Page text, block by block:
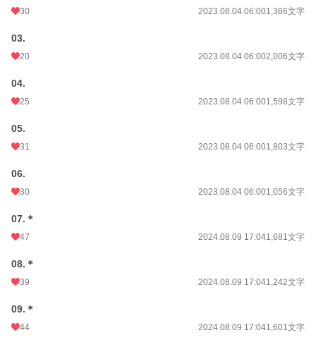
30 2023.08.04 06:001,386文字
03.
20 2023.08.04 06:002,006文字
04.
25 2023.08.04 06:001,598文字
05.
31 2023.08.04 06:001,803文字
06.
30 2023.08.04 06:001,056文字
07.＊
47 2024.08.09 17:041,681文字
08.＊
39 2024.08.09 17:041,242文字
09.＊
44 2024.08.09 17:041,601文字